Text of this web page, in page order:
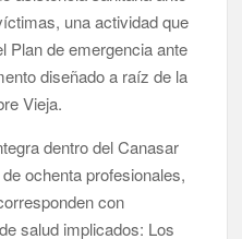
las pérdidas de agua
los pacientes de las islas
de Tenerife
una actividad que
Plan de emergencia ante
diseñado a raíz de la
Vieja.
dentro del Canasar
ochenta profesionales,
con
salud implicados: Los